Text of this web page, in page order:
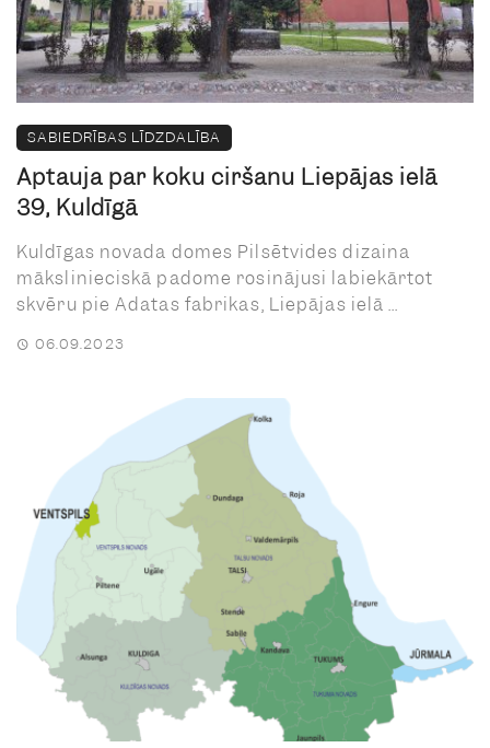
SABIEDRĪBAS LĪDZDALĪBA
Aptauja par koku ciršanu Liepājas ielā
39, Kuldīgā
Kuldīgas novada domes Pilsētvides dizaina
mākslinieciskā padome rosinājusi labiekārtot
skvēru pie Adatas fabrikas, Liepājas ielā ...
06.09.2023